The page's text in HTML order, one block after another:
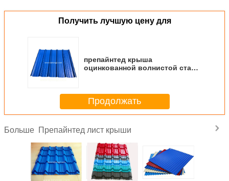
Получить лучшую цену для
препайнтед крыша
оцинкованной волнистой стали
Продолжать
Больше Препайнтед лист крыши